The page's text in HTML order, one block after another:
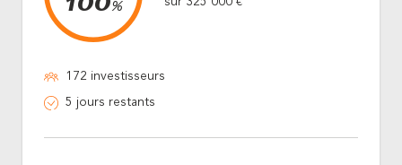
%
172 investisseurs
5 jours restants